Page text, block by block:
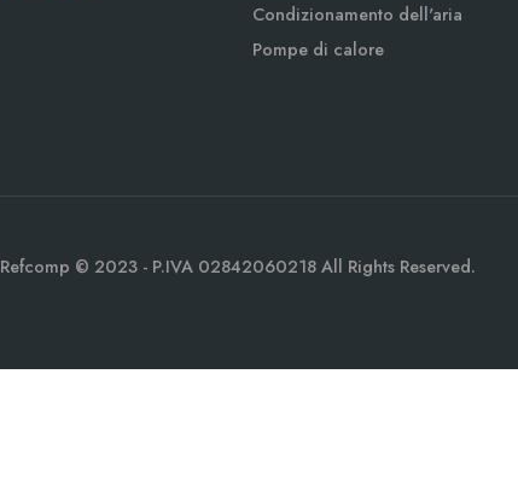
Condizionamento dell'aria
Pompe di calore
Refcomp © 2023 - P.IVA 02842060218 All Rights Reserved.